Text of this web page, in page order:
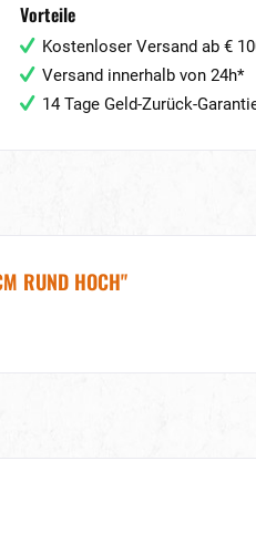
Vorteile
Kostenloser Versand ab €
Versand innerhalb von 24h*
14 Tage Geld-Zurück-
RUND HOCH"